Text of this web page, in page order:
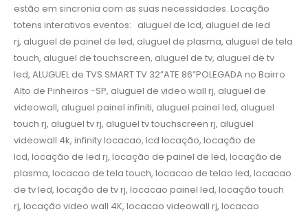
estão em sincronia com as suas necessidades. Locação
totens interativos eventos: aluguel de lcd, aluguel de led
rj, aluguel de painel de led, aluguel de plasma, aluguel de tela
touch, aluguel de touchscreen, aluguel de tv, aluguel de tv
led, ALUGUEL de TVS SMART TV 32”ATE 86”POLEGADA no Bairro‎
Alto de Pinheiros‎ -SP, aluguel de video wall rj, aluguel de
videowall, aluguel painel infiniti, aluguel painel led, aluguel
touch rj, aluguel tv rj, aluguel tv touchscreen rj, aluguel
videowall 4k, infinity locacao, lcd locação, locação de
lcd, locação de led rj, locação de painel de led, locação de
plasma, locacao de tela touch, locacao de telao led, locacao
de tv led, locação de tv rj, locacao painel led, locação touch
rj, locação video wall 4K, locacao videowall rj, locacao